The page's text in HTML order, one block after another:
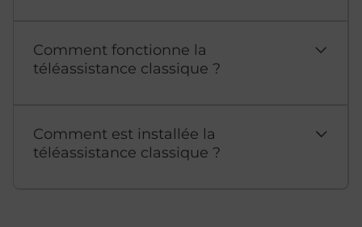
Comment fonctionne la
téléassistance classique ?
Comment est installée la
téléassistance classique ?